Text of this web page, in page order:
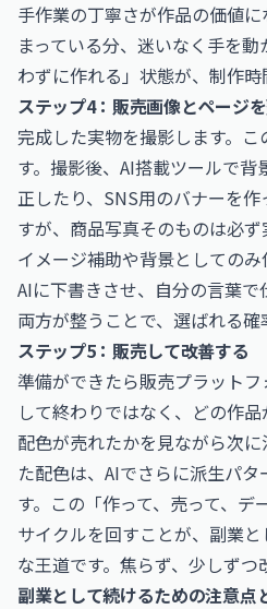
手作業の丁寧さが作品の価値
まっている分、迷いなく手を
わずに作れる」状態が、制作時
ステップ4：販売画像とページ
完成した実物を撮影します。
す。撮影後、AI搭載ツールで
正したり、SNS用のバナーを
すが、商品写真そのものは必
イメージ補助や背景としての
AIに下書きさせ、自分の言葉
両方が整うことで、選ばれる確
ステップ5：販売して改善する
準備ができたら販売プラット
して終わりではなく、どの作
配色が売れたかを見ながら次
た配色は、AIでさらに派生パ
す。この「作って、売って、デ
サイクルを回すことが、副業
な王道です。焦らず、少しずつ
副業として続けるための注意点